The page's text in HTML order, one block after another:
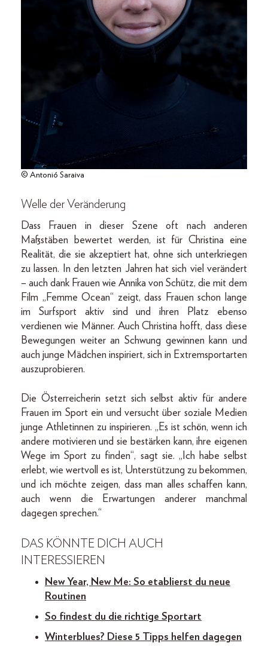
© Antonió Saraiva
Welle der Veränderung
Dass Frauen in dieser Szene oft nach anderen
Maßstäben bewertet werden, ist für Christina eine
Realität, die sie akzeptiert hat, ohne sich unterkriegen
zu lassen. In den letzten Jahren hat sich viel verändert
– auch dank Frauen wie Annika von Schütz, die mit dem
Film „Femme Ocean“ zeigt, dass Frauen schon lange
im Surfsport aktiv sind und ihren Platz ebenso
verdienen wie Männer. Auch Christina hofft, dass diese
Bewegungen weiter an Schwung gewinnen kann und
auch junge Mädchen inspiriert, sich in Extremsportarten
auszuprobieren.
Die Österreicherin setzt sich selbst aktiv für andere
Frauen im Sport ein und versucht über soziale Medien
junge Athletinnen zu inspirieren. „Es ist schön, wenn ich
andere motivieren und sie bestärken kann, ihre eigenen
Wege im Sport zu finden“, sagt sie. „Ich habe selbst
erlebt, wie wertvoll es ist, Unterstützung zu bekommen,
und ich möchte zeigen, dass man alles schaffen kann,
auch wenn die Erwartungen anderer manchmal
dagegen sprechen.“
DAS KÖNNTE DICH AUCH
INTERESSIEREN
New Year, New Me: So etablierst du neue
Routinen
So findest du die richtige Sportart
Winterblues? Diese 5 Tipps helfen dagegen